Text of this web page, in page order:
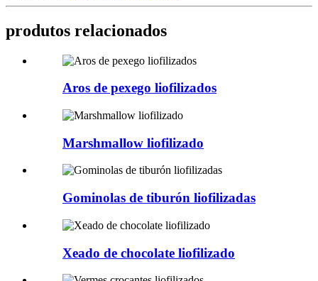
produtos relacionados
Aros de pexego liofilizados
Marshmallow liofilizado
Gominolas de tiburón liofilizadas
Xeado de chocolate liofilizado